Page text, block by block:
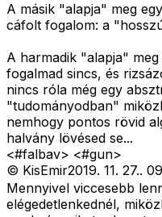
A másik "alapja" meg
cáfolt fogalom: a
A harmadik "alapja"
fogalmad sincs, és
nincs róla még egy
"tudományodban"
nemhogy pontos rövid
halvány lövésed se...
<#falbav> <#gun>
© KisEmir2019. 11. 27..
Mennyivel viccesebb
elégedetlenkednél,